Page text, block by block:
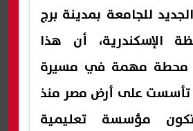
للجامعة بمدينة برج
الإسكندرية، أن هذا
محطة مهمة في مسيرة
تأسست على أرض مصر منذ
لتكون مؤسسة تعليمية